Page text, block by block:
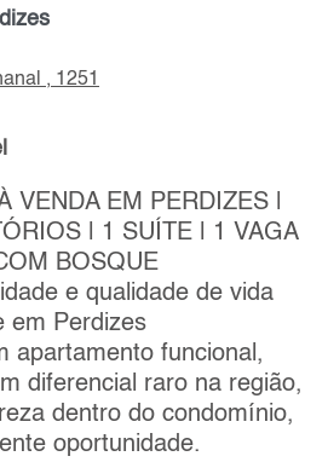
, 1251
VENDA EM PERDIZES |
| 1 SUÍTE | 1 VAGA
BOSQUE
e qualidade de vida
em Perdizes
apartamento funcional,
diferencial raro na região,
dentro do condomínio,
oportunidade.